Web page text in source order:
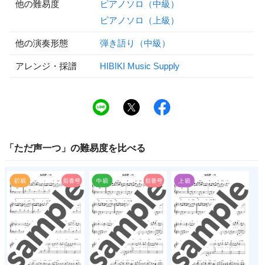
他の難易度
ピアノソロ（中級）
ピアノソロ（上級）
他の演奏形態 弾き語り（中級）
アレンジ・採譜 HIBIKI Music Supply
「 ただ声一つ 」の難易度を比べる